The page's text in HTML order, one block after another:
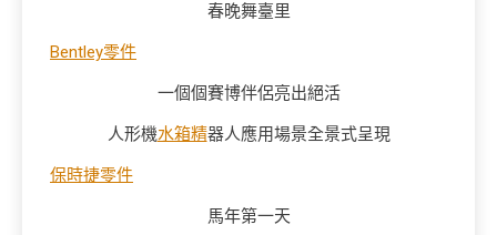
春晚舞臺里
Bentley零件
一個個賽博伴侶亮出絕活
人形機水箱精器人應用場景全景式呈現
保時捷零件
馬年第一天